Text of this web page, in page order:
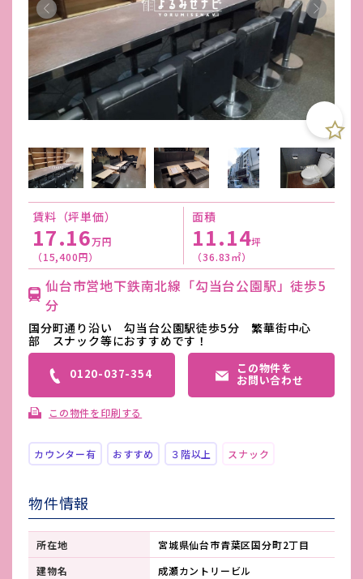
賃料（坪単価）
17.16万円
（15,400円）
面積
11.14坪
（36.83㎡）
仙台市営地下鉄南北線「勾当台公園駅」徒歩5
分
国分町通り沿い 勾当台公園駅徒歩5分 繁華街中心
部 スナック等におすすめです！
0120-037-354 この物件を
お問い合わせ
この物件を印刷する
カウンター有 おすすめ ３階以上 スナック
物件情報
所在地
宮城県仙台市青葉区国分町2丁目
建物名
成瀬カントリービル